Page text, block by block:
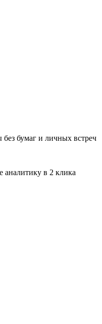
бумаг и личных встреч
аналитику в 2 клика